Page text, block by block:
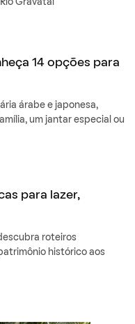
Gravataí
14 opções para
árabe e japonesa,
um jantar especial ou
para lazer,
roteiros
histórico aos